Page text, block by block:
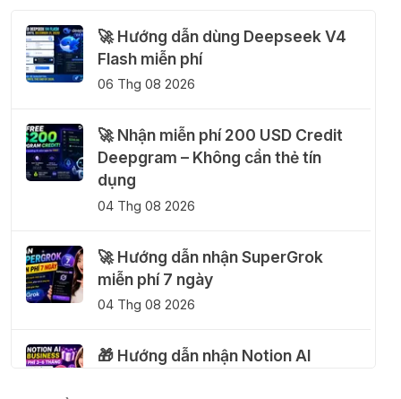
🚀 Hướng dẫn dùng Deepseek V4
Flash miễn phí
06 Thg 08 2026
🚀 Nhận miễn phí 200 USD Credit
Deepgram – Không cần thẻ tín
dụng
04 Thg 08 2026
🚀 Hướng dẫn nhận SuperGrok
miễn phí 7 ngày
04 Thg 08 2026
🎁 Hướng dẫn nhận Notion AI